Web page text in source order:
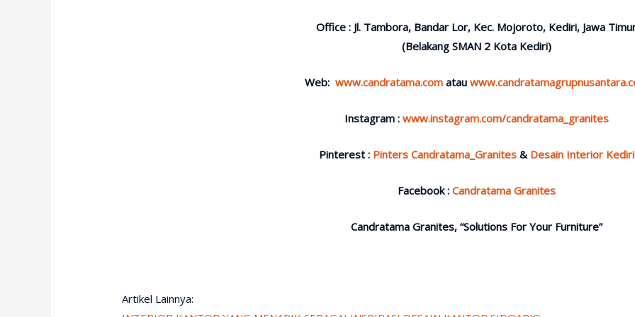
Office : Jl. Tambora, Bandar Lor, Kec. Mojoroto, Kediri, Jawa
(Belakang SMAN 2 Kota Kediri)
Web: www.candratama.com atau
Instagram : www.instagram.com/candratama_granites
Pinterest : Pinters Candratama_Granites & Desain Interior Kediri
Facebook : Candratama Granites
Candratama Granites, “Solutions For Your Furniture”
Artikel Lainnya: